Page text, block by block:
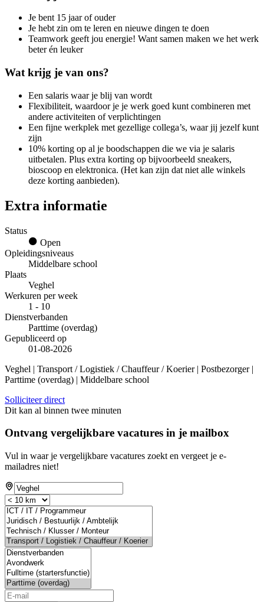
Je bent 15 jaar of ouder
Je hebt zin om te leren en nieuwe dingen te doen
Teamwork geeft jou energie! Want samen maken we het werk
beter én leuker
Wat krijg je van ons?
Een salaris waar je blij van wordt
Flexibiliteit, waardoor je je werk goed kunt combineren met
andere activiteiten of verplichtingen
Een fijne werkplek met gezellige collega’s, waar jij jezelf kunt
zijn
10% korting op al je boodschappen die we via je salaris
uitbetalen. Plus extra korting op bijvoorbeeld sneakers,
bioscoop en elektronica. (Het kan zijn dat niet alle winkels
deze korting aanbieden).
Extra informatie
Status
Open
Opleidingsniveaus
Middelbare school
Plaats
Veghel
Werkuren per week
1 - 10
Dienstverbanden
Parttime (overdag)
Gepubliceerd op
01-08-2026
Veghel | Transport / Logistiek / Chauffeur / Koerier | Postbezorger |
Parttime (overdag) | Middelbare school
Solliciteer direct
Dit kan al binnen twee minuten
Ontvang vergelijkbare vacatures in je mailbox
Vul in waar je vergelijkbare vacatures zoekt en vergeet je e-
mailadres niet!